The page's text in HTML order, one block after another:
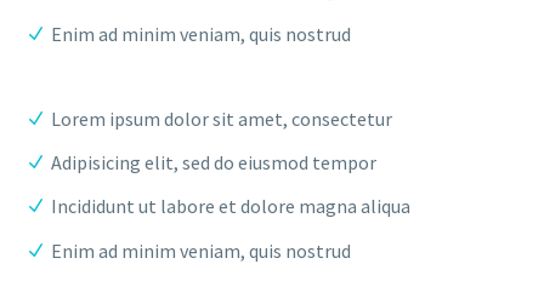
Enim ad minim veniam, quis nostrud
Lorem ipsum dolor sit amet, consectetur
Adipisicing elit, sed do eiusmod tempor
Incididunt ut labore et dolore magna aliqua
Enim ad minim veniam, quis nostrud